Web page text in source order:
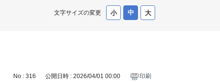
文字サイズの変更
No : 316 公開日時 : 2026/04/01 00:00 印刷